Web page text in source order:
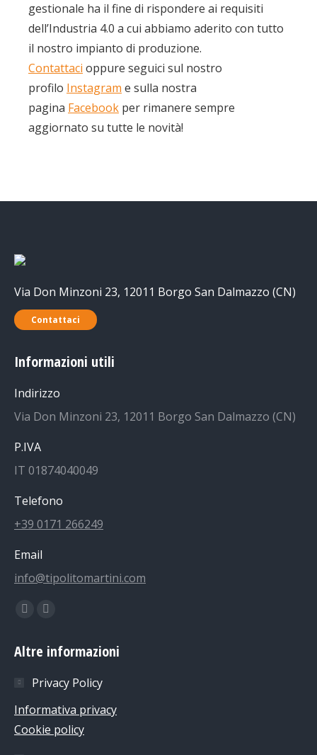
gestionale ha il fine di rispondere ai requisiti
dell’Industria 4.0 a cui abbiamo aderito con tutto
il nostro impianto di produzione.
Contattaci oppure seguici sul nostro
profilo Instagram e sulla nostra
pagina Facebook per rimanere sempre
aggiornato su tutte le novità!
Via Don Minzoni 23, 12011 Borgo San Dalmazzo (CN)
Contattaci
Informazioni utili
Indirizzo
Via Don Minzoni 23, 12011 Borgo San Dalmazzo (CN)
P.IVA
IT 01874040049
Telefono
+39 0171 266249
Email
info@tipolitomartini.com
Find us on:
Facebook
opens
new
window
Instagram
opens
new
window
Altre informazioni
Privacy Policy
Informativa privacy
Cookie policy